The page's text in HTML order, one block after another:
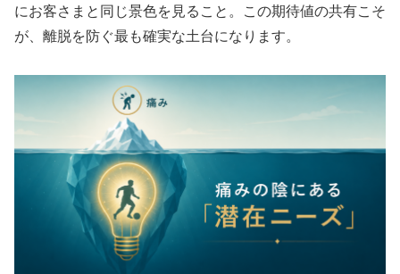
にお客さまと同じ景色を見ること。この期待値の共有こそ
が、離脱を防ぐ最も確実な土台になります。